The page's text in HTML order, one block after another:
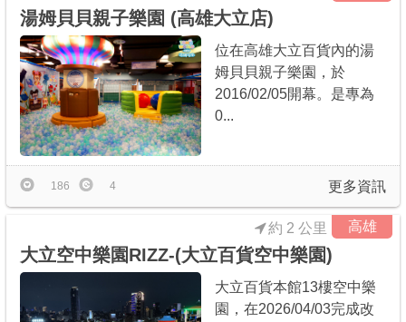
湯姆貝貝親子樂園 (高雄大立店)
位在高雄大立百貨內的湯
姆貝貝親子樂園，於
2016/02/05開幕。是專為
0...
更多資訊
186 4
高雄
大立空中樂園RIZZ-(大立百貨空中樂園)
約 2 公里
大立百貨本館13樓空中樂
園，在2026/04/03完成改